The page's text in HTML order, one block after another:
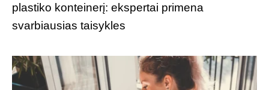
plastiko konteinerį: ekspertai primena
svarbiausias taisykles